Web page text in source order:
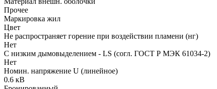
Прочее
Маркировка жил
Цвет
Не распространяет горение при воздействии пламени (нг)
Нет
С низким дымовыделением - LS (согл. ГОСТ Р МЭК 61034-2)
Нет
Номин. напряжение U (линейное)
0.6 кВ